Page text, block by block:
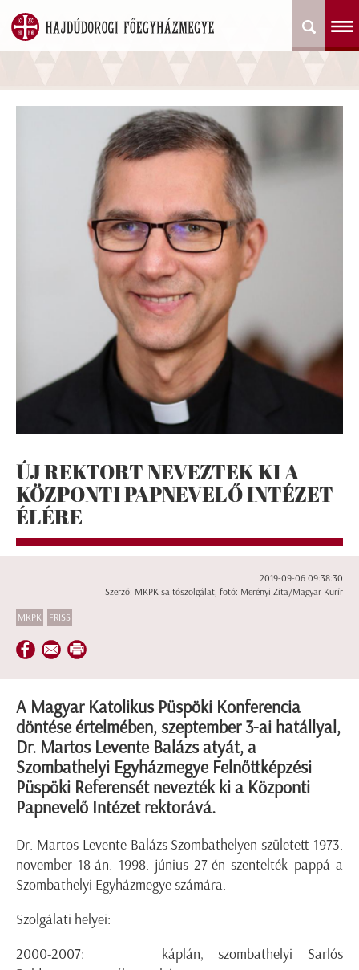
ÚJ REKTORT NEVEZTEK KI A
KÖZPONTI PAPNEVELŐ INTÉZET
ÉLÉRE
2019-09-06 09:38:30
Szerző: MKPK sajtószolgálat, fotó: Merényi Zita/Magyar Kurír
MKPK FRISS
A Magyar Katolikus Püspöki Konferencia
döntése értelmében, szeptember 3-ai hatállyal,
Dr. Martos Levente Balázs atyát, a
Szombathelyi Egyházmegye Felnőttképzési
Püspöki Referensét nevezték ki a Központi
Papnevelő Intézet rektorává.
Dr. Martos Levente Balázs Szombathelyen született 1973.
november 18-án. 1998. június 27-én szentelték pappá a
Szombathelyi Egyházmegye számára.
Szolgálati helyei:
2000-2007: káplán, szombathelyi Sarlós